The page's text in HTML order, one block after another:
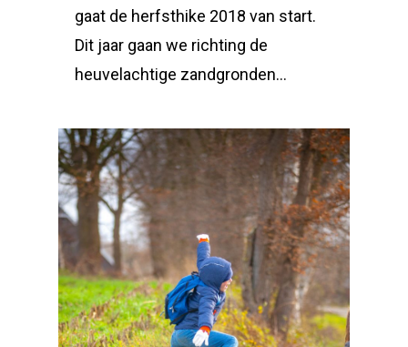
gaat de herfsthike 2018 van start.
Dit jaar gaan we richting de
heuvelachtige zandgronden…